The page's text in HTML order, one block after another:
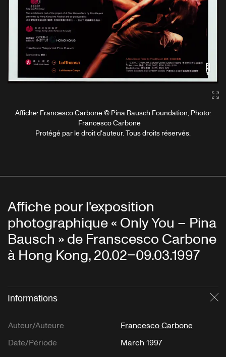
Affiche: Francesco Carbone © Pina Bausch Foundation, Photo:
Francesco Carbone
Protégé par le droit d'auteur. Tous droits réservés.
Affiche pour l'exposition
photographique « Only You – Pina
Bausch » de Franscesco Carbone
à Hong Kong, 20.02–09.03.1997
Informations
Auteur/Auteure
Francesco Carbone
Date/Période
March 1997